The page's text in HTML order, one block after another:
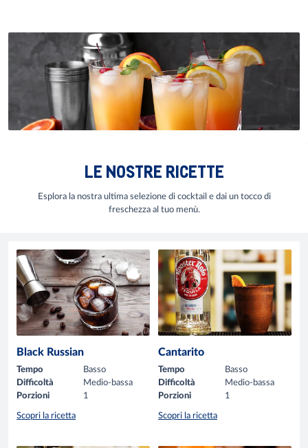
LE NOSTRE RICETTE
Esplora la nostra ultima selezione di cocktail e dai un tocco di
freschezza al tuo menù.
Black Russian
Tempo
Basso
Difficoltà
Medio-bassa
Porzioni
1
Scopri la ricetta
Cantarito
Tempo
Basso
Difficoltà
Medio-bassa
Porzioni
1
Scopri la ricetta